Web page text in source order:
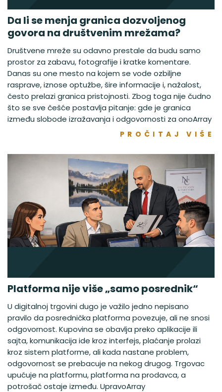
Da li se menja granica dozvoljenog
govora na društvenim mrežama?
Društvene mreže su odavno prestale da budu samo
prostor za zabavu, fotografije i kratke komentare.
Danas su one mesto na kojem se vode ozbiljne
rasprave, iznose optužbe, šire informacije i, nažalost,
često prelazi granica pristojnosti. Zbog toga nije čudno
što se sve češće postavlja pitanje: gde je granica
između slobode izražavanja i odgovornosti za onoArray
PROČITAJ VIŠE
Platforma nije više „samo posrednik“
U digitalnoj trgovini dugo je važilo jedno nepisano
pravilo da posrednička platforma povezuje, ali ne snosi
odgovornost. Kupovina se obavlja preko aplikacije ili
sajta, komunikacija ide kroz interfejs, plaćanje prolazi
kroz sistem platforme, ali kada nastane problem,
odgovornost se prebacuje na nekog drugog. Trgovac
upućuje na platformu, platforma na prodavca, a
potrošač ostaje između. UpravoArray